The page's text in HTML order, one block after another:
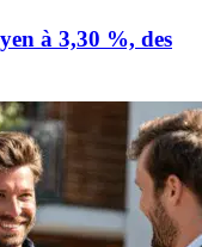
à 3,30 %, des